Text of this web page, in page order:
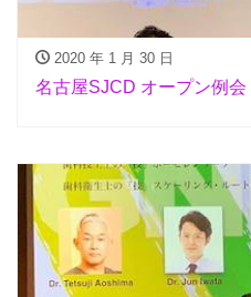
2020 年 1 月 30 日
名古屋SJCD オープン例会